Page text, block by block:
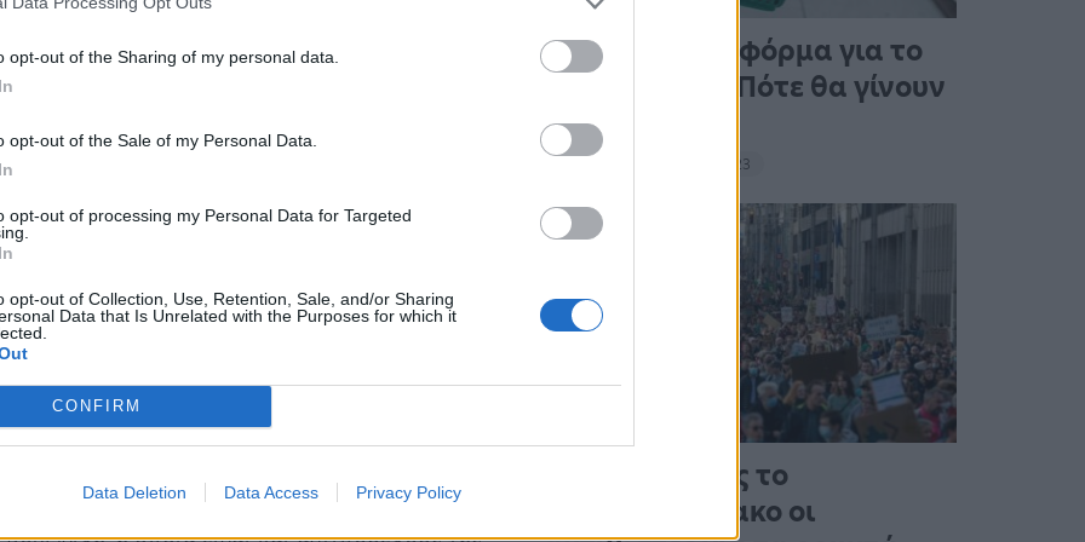
opt-out of the Sharing of my personal data.
opt-out of the Sale of my Personal Data.
opt-out of processing my Personal Data for Targeted
opt-out of Collection, Use, Retention, Sale, and/or Sharing
Data that Is Unrelated with the Purposes for which it
CONFIRM
Data Deletion Data Access Privacy Policy
την «αποτελεσματική
στα ελληνοτουρκικά χερσαία σύνορα
σημάνει ξανά στις ελληνικές αρχές, καθώς
μετανάστες προωθούνται στα ελληνικά
αρχών».
ΑΠΕ-ΜΠΕ, «για παροπλισμένα και
που βρίσκονται σε ετοιμότητα στα
χιλιάδες μετανάστες στα ελληνικά
βρίσκονται σε επιφυλακή και
ώστε να αποτρέψουν την εκ νέου
προς το Αιγαίο, και να εντοπίσουν τα
από τις τουρκικές ακτές».
Άνοιξε η πλατφόρμα για το
Market Pass – Πότε θα γίνουν
οι πληρωμές
15:13 - 15 Σεπτεμβρίου 2023
Στους δρόμους το
Σαββατοκύριακο οι